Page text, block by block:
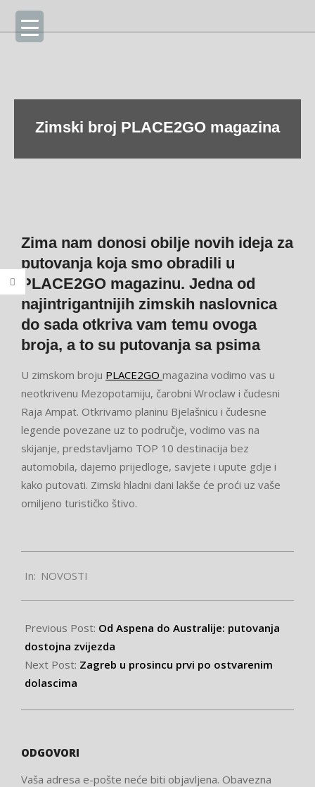
Skip
content
Primary
Navigation
Menu
Zimski broj PLACE2GO magazina
Zima nam donosi obilje novih ideja za
putovanja koja smo obradili u
PLACE2GO magazinu. Jedna od
najintrigantnijih zimskih naslovnica
do sada otkriva vam temu ovoga
broja, a to su putovanja sa psima
U zimskom broju PLACE2GO magazina vodimo vas u
neotkrivenu Mezopotamiju, čarobni Wroclaw i čudesni
Raja Ampat. Otkrivamo planinu Bjelašnicu i čudesne
legende povezane uz to područje, vodimo vas na
skijanje, predstavljamo TOP 10 destinacija bez
automobila, dajemo prijedloge, savjete i upute gdje i
kako putovati. Zimski hladni dani lakše će proći uz vaše
omiljeno turističko štivo.
01-
04
In: NOVOSTI
Previous Post: Od Aspena do Australije: putovanja
dostojna zvijezda
Next Post: Zagreb u prosincu prvi po ostvarenim
dolascima
ODGOVORI
Vaša adresa e-pošte neće biti objavljena. Obavezna